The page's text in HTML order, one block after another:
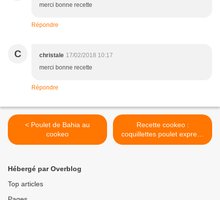
merci bonne recette
Répondre
C christale 17/02/2018 10:17
merci bonne recette
Répondre
< Poulet de Bahia au
cookeo
Recette cookeo :
coquillettes poulet express
>
Hébergé par Overblog
Top articles